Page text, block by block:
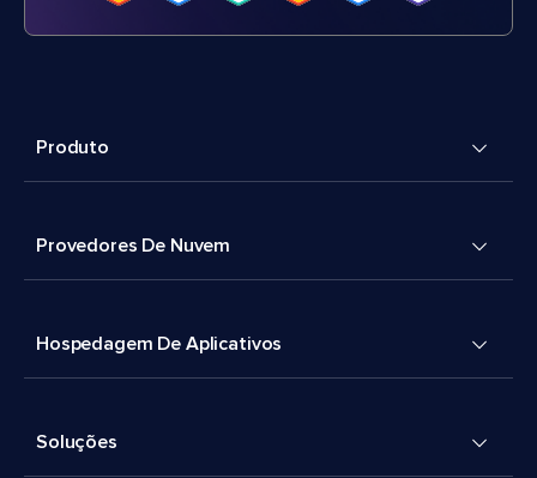
Produto
Provedores De Nuvem
Hospedagem De Aplicativos
Soluções